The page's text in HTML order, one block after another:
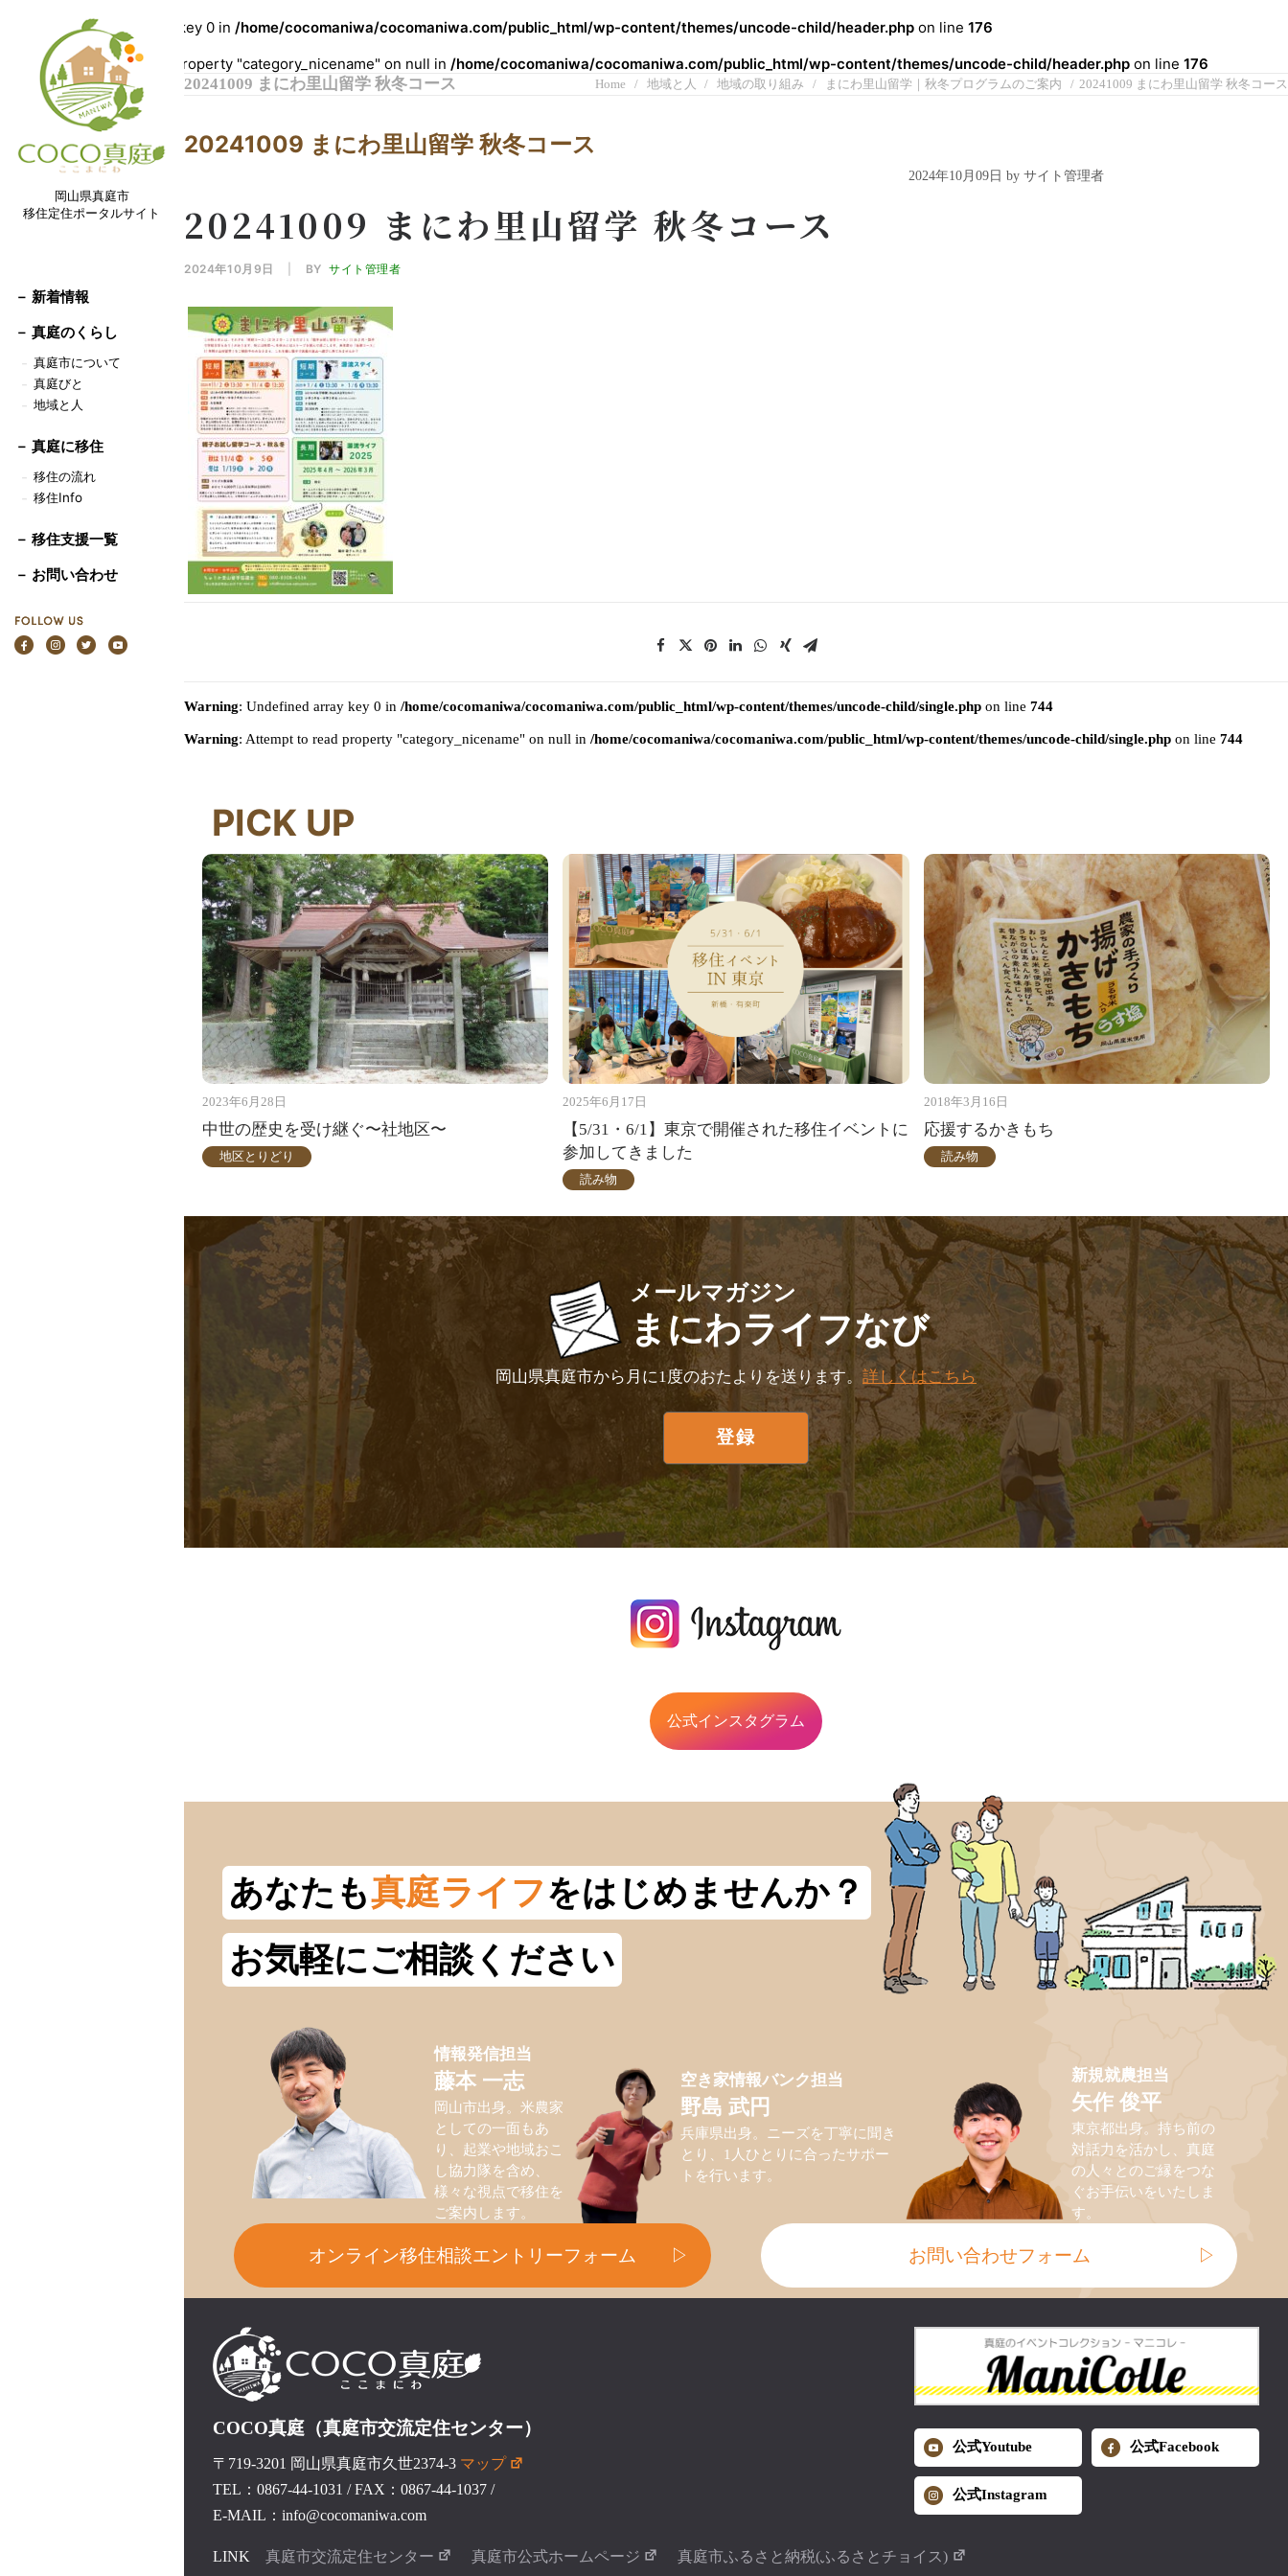
: Undefined array key 0 in /home/cocomaniwa/cocomaniwa.com/public_html/wp-content/themes/uncode-child/header.php on line 176
Warning : Attempt to read property "category_nicename" on null in /home/cocomaniwa/cocomaniwa.com/public_html/wp-content/themes/uncode-child/header.php on line 176
岡山県真庭市
移住定住ポータルサイト
－ 新着情報
－ 真庭のくらし
－ 真庭市について
－ 真庭びと
－ 地域と人
－ 真庭に移住
－ 移住の流れ
－ 移住Info
－ 移住支援一覧
－ お問い合わせ
20241009 まにわ里山留学 秋冬コース Home 地域と人 地域の取り組み まにわ里山留学｜秋冬プログラムのご案内 20241009 まにわ里山留学 秋冬コース
20241009 まにわ里山留学 秋冬コース
2024年10月09日 by サイト管理者
20241009 まにわ里山留学 秋冬コース
2024年10月9日 BY サイト管理者
Warning: Undefined array key 0 in /home/cocomaniwa/cocomaniwa.com/public_html/wp-content/themes/uncode-child/single.phpon line 744
Warning: Attempt to read property "category_nicename" on null in /home/cocomaniwa/cocomaniwa.com/public_html/wp-content/themes/uncode-child/single.phpon line 744
PICK UP
2023年6月28日
中世の歴史を受け継ぐ〜社地区〜
地区とりどり
2025年6月17日
【5/31・6/1】東京で開催された移住イベントに
参加してきました
読み物
2018年3月16日
応援するかきもち
読み物
メールマガジン
まにわライフなび
岡山県真庭市から月に1度のおたよりを送ります。 詳しくはこちら
公式インスタグラム
あなたも真庭ライフをはじめませんか？
お気軽にご相談ください
情報発信担当
藤本 一志
岡山市出身。米農家
としての一面もあ
り、起業や地域おこ
し協力隊を含め、
様々な視点で移住を
ご案内します。
空き家情報バンク担当
野島 武円
兵庫県出身。ニーズを丁寧に聞き
とり、1人ひとりに合ったサポー
トを行います。
新規就農担当
矢作 俊平
東京都出身。持ち前の
対話力を活かし、真庭
の人々とのご縁をつな
ぐお手伝いをいたしま
す。
オンライン移住相談エントリーフォーム ▷ お問い合わせフォーム ▷
COCO真庭（真庭市交流定住センター）
〒719-3201 岡山県真庭市久世2374-3 マップ
TEL：0867-44-1031 /FAX：0867-44-1037/
E-MAIL：info@cocomaniwa.com
公式Youtube 公式Facebook
公式Instagram
LINK 真庭市交流定住センター 真庭市公式ホームページ 真庭市ふるさと納税(ふるさとチョイス)